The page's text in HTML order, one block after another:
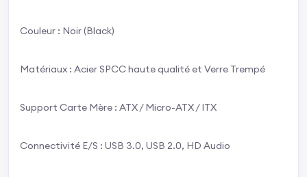
Couleur : Noir (Black)
Matériaux : Acier SPCC haute qualité et Verre Trempé
Support Carte Mère : ATX / Micro-ATX / ITX
Connectivité E/S : USB 3.0, USB 2.0, HD Audio